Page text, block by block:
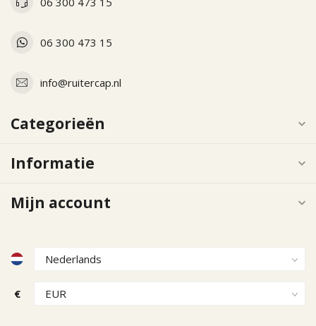
06 300 473 15
info@ruitercap.nl
Categorieën
Informatie
Mijn account
€